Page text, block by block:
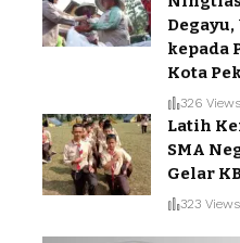
kepada
Kota
326 Views
Latih
SMA
Gelar
323 Views